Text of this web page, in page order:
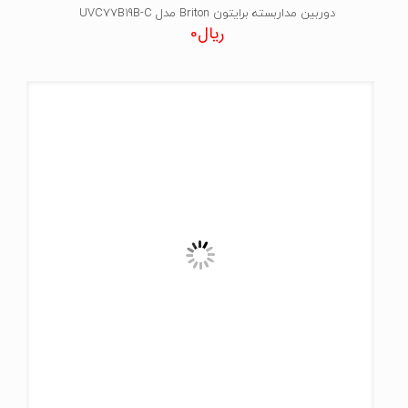
دوربین مداربسته برایتون Briton مدل UVC77B19B-C
ریال0